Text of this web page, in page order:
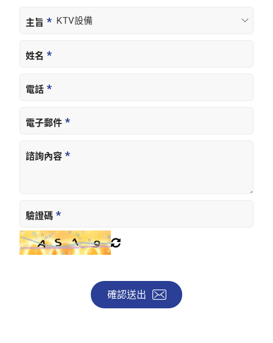
主旨
姓名
電話
電子郵件
諮詢內容
驗證碼
確認送出